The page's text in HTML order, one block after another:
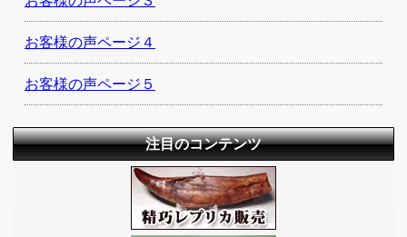
お客様の声ページ４
お客様の声ページ５
注目のコンテンツ